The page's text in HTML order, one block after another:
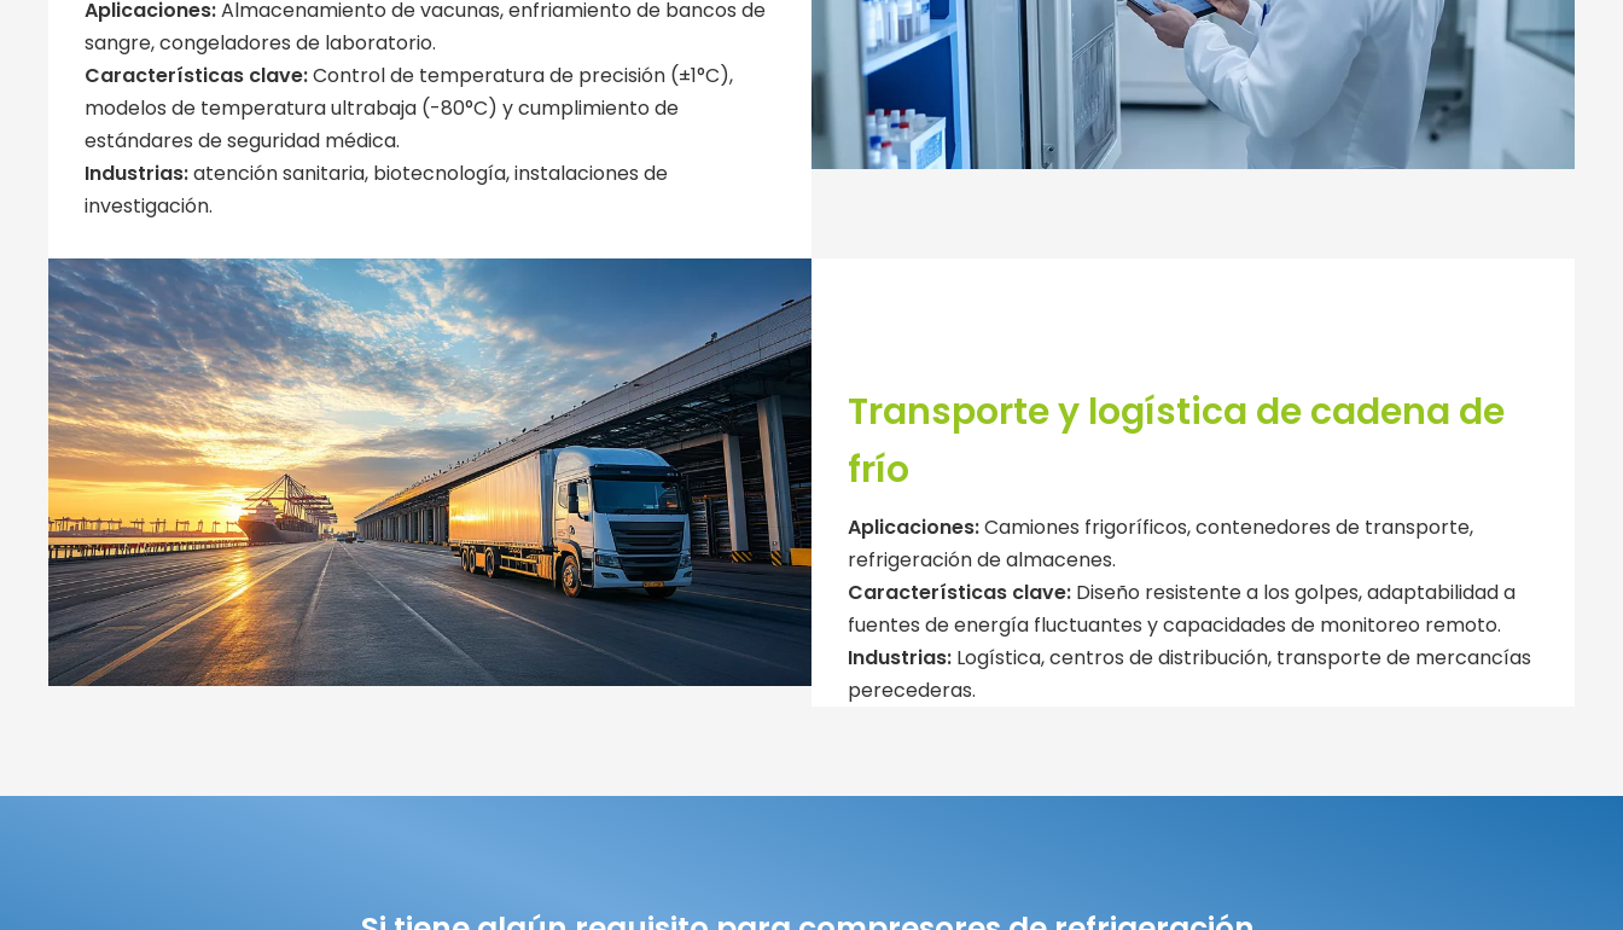
Aplicaciones:Almacenamiento de vacunas, enfriamiento de bancos de
sangre, congeladores de laboratorio.
Características clave:Control de temperatura de precisión (±1°C),
modelos de temperatura ultrabaja (-80°C) y cumplimiento de
estándares de seguridad médica.
Industrias:atención sanitaria, biotecnología, instalaciones de
investigación.
Transporte y logística de cadena de
frío
Aplicaciones:Camiones frigoríficos, contenedores de transporte,
refrigeración de almacenes.
Características clave: Diseño resistente a los golpes, adaptabilidad a
fuentes de energía fluctuantes y capacidades de monitoreo remoto.
Industrias: Logística, centros de distribución, transporte de mercancías
perecederas.